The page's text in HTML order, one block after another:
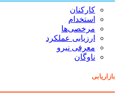
کارکنان
استخدام
مرخصی‌ها
ارزیابی عملکرد
معرفی نیرو
ناوگان
بازاریابی